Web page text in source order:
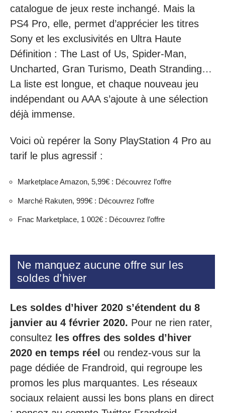
catalogue de jeux reste inchangé. Mais la
PS4 Pro, elle, permet d’apprécier les titres
Sony et les exclusivités en Ultra Haute
Définition : The Last of Us, Spider-Man,
Uncharted, Gran Turismo, Death Stranding…
La liste est longue, et chaque nouveau jeu
indépendant ou AAA s’ajoute à une sélection
déjà immense.
Voici où repérer la Sony PlayStation 4 Pro au
tarif le plus agressif :
Marketplace Amazon, 5,99€ : Découvrez l’offre
Marché Rakuten, 999€ : Découvrez l’offre
Fnac Marketplace, 1 002€ : Découvrez l’offre
Ne manquez aucune offre sur les
soldes d’hiver
Les soldes d’hiver 2020 s’étendent du 8
janvier au 4 février 2020. Pour ne rien rater,
consultez les offres des soldes d’hiver
2020 en temps réel ou rendez-vous sur la
page dédiée de Frandroid, qui regroupe les
promos les plus marquantes. Les réseaux
sociaux relaient aussi les bons plans en direct